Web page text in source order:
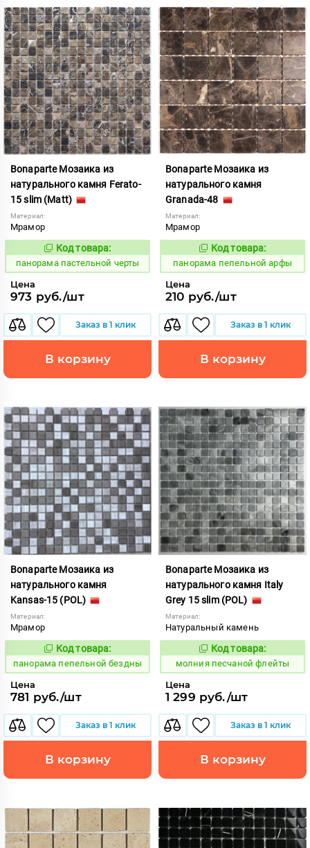
Bonaparte Мозаика из
натурального камня Ferato-
15 slim (Matt)
Материал:
Мрамор
539995
Код товара:
панорама пастельной черты
Цена
973 руб./шт
Заказ в 1 клик
В корзину
Bonaparte Мозаика из
натурального камня
Granada-48
Материал:
Мрамор
540001
Код товара:
панорама пепельной арфы
Цена
210 руб./шт
Заказ в 1 клик
В корзину
Bonaparte Мозаика из
натурального камня
Kansas-15 (POL)
Материал:
Мрамор
540002
Код товара:
панорама пепельной бездны
Цена
781 руб./шт
Заказ в 1 клик
В корзину
Bonaparte Мозаика из
натурального камня Italy
Grey 15 slim (POL)
Материал:
Натуральный камень
1009116
Код товара:
молния песчаной флейты
Цена
1 299 руб./шт
Заказ в 1 клик
В корзину